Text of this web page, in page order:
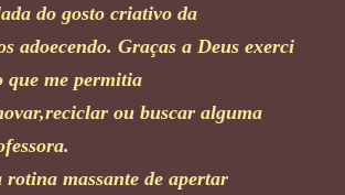
do gosto criativo da
adoecendo. Graças a Deus exerci
que me permitia
ou buscar alguma
massante de apertar